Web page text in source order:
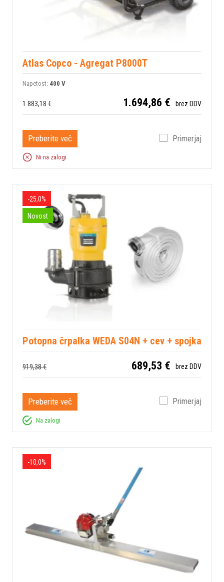
Atlas Copco - Agregat P8000T
Napetost: 400 V
1.883,18 € 1.694,86 € brez DDV
Preberite več Primerjaj
Ni na zalogi
-25,0%
Novost
Potopna črpalka WEDA S04N + cev + spojka
919,38 € 689,53 € brez DDV
Preberite več Primerjaj
Na zalogi
-10,0%